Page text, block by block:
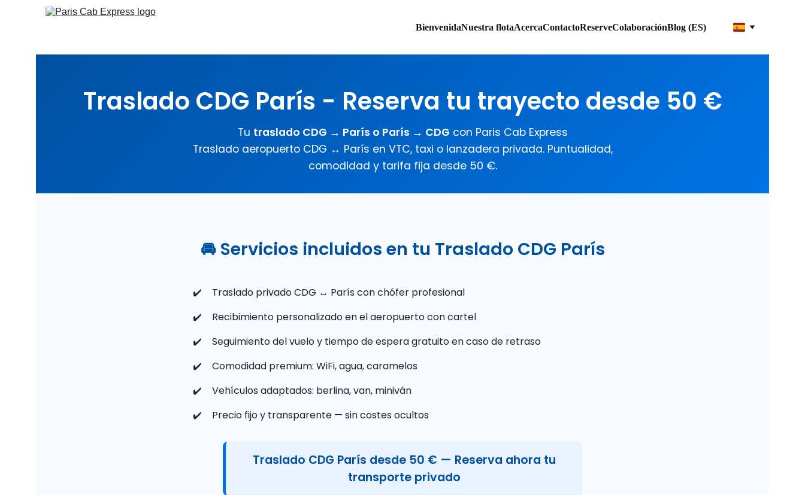
BienvenidaNuestra flotaAcercaContactoReserveColaboraciónBlog (ES)